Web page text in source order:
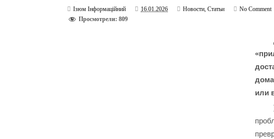
Ізюм Інформаційний 16.01.2026 Новости,Статьи
No Comment
Просмотрели: 809
или